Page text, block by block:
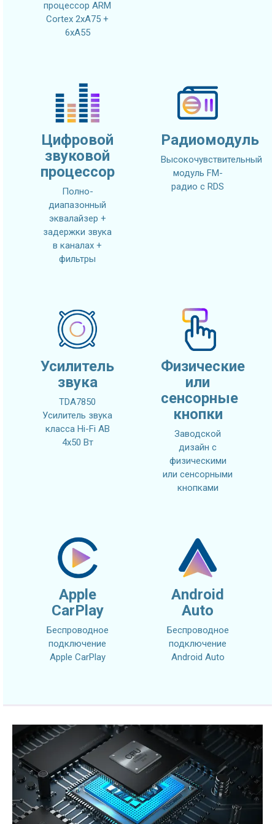
процессор ARM
Cortex 2xA75 +
6xA55
Цифровой
звуковой
процессор
Полно-
диапазонный
эквалайзер +
задержки звука
в каналах +
фильтры
Радиомодуль
Высокочувствительный
модуль FM-
радио с RDS
Усилитель
звука
TDA7850
Усилитель звука
класса Hi-Fi AB
4x50 Вт
Физические
или
сенсорные
кнопки
Заводской
дизайн с
физическими
или сенсорными
кнопками
Apple
CarPlay
Беспроводное
подключение
Apple CarPlay
Android
Auto
Беспроводное
подключение
Android Auto